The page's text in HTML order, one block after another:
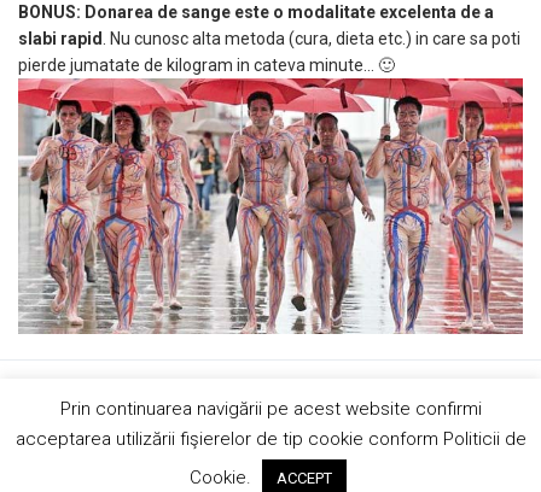
BONUS: Donarea de sange este o modalitate excelenta de a
slabi rapid
. Nu cunosc alta metoda (cura, dieta etc.) in care sa poti
pierde jumatate de kilogram in cateva minute… 🙂
Contact
Site de84colors
Hai sa ne imprietenim!
Prin continuarea navigării pe acest website confirmi
acceptarea utilizării fişierelor de tip cookie conform Politicii de
Cookie.
ACCEPT